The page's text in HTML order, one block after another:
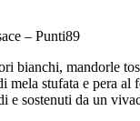
– Punti89
bianchi, mandorle
mela stufata e pera al
e sostenuti da un